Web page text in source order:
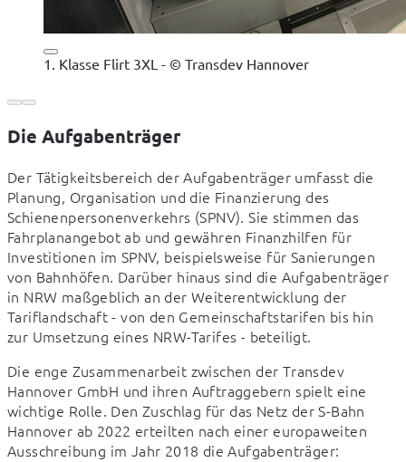
1. Klasse Flirt 3XL - © Transdev Hannover
Die Aufgabenträger
Der Tätigkeitsbereich der Aufgabenträger umfasst die
Planung, Organisation und die Finanzierung des
Schienenpersonenverkehrs (SPNV). Sie stimmen das
Fahrplanangebot ab und gewähren Finanzhilfen für
Investitionen im SPNV, beispielsweise für Sanierungen
von Bahnhöfen. Darüber hinaus sind die Aufgabenträger
in NRW maßgeblich an der Weiterentwicklung der
Tariflandschaft - von den Gemeinschaftstarifen bis hin
zur Umsetzung eines NRW-Tarifes - beteiligt.
Die enge Zusammenarbeit zwischen der Transdev
Hannover GmbH und ihren Auftraggebern spielt eine
wichtige Rolle. Den Zuschlag für das Netz der S-Bahn
Hannover ab 2022 erteilten nach einer europaweiten
Ausschreibung im Jahr 2018 die Aufgabenträger: